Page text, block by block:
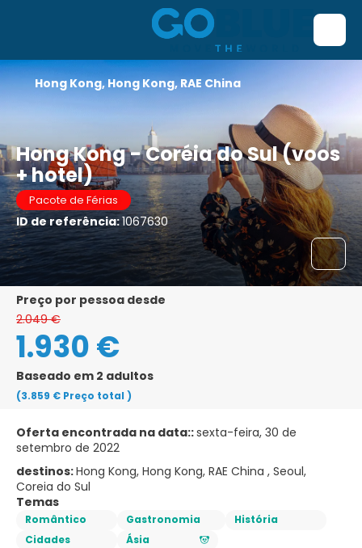
Hong Kong - Coréia do Sul (voos
+ hotel)
Pacote de Férias
ID de referência:1067630
Hong Kong, Hong Kong, RAE China
preço por pessoa desde
2.049 €
1.930 €
Baseado em 2 adultos
(3.859 € Preço total )
Oferta encontrada na data::sexta-feira, 30 de
setembro de 2022
destinos:Hong Kong, Hong Kong, RAE China , Seoul,
Coreia do Sul
Temas
Romântico Gastronomia
História
Cidades
Ásia